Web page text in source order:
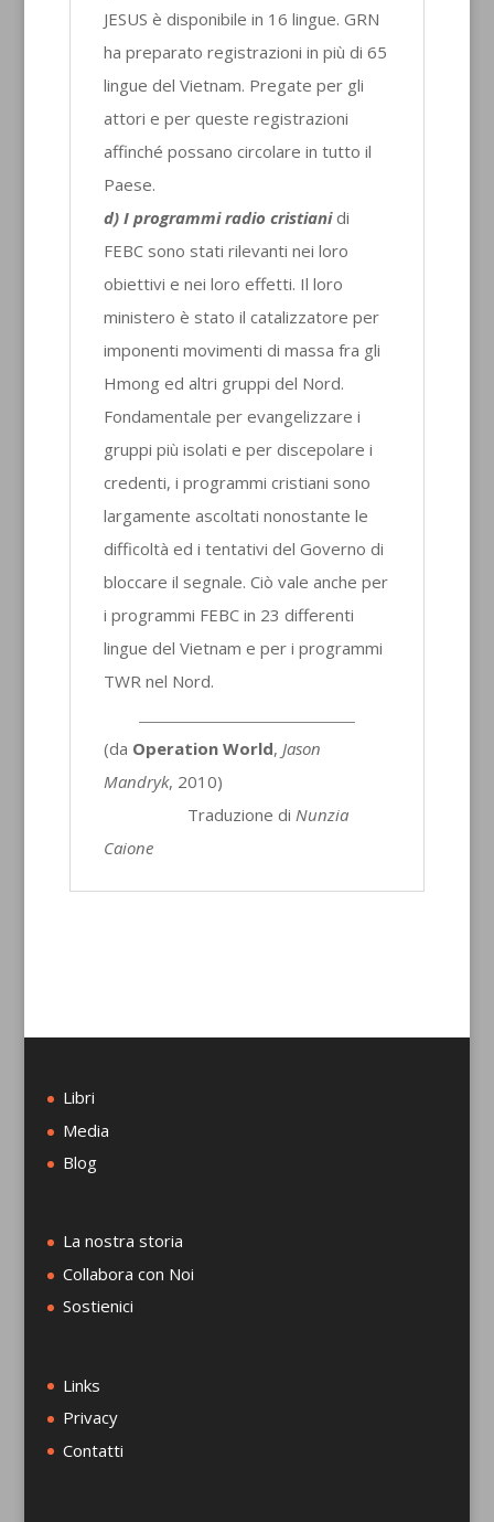
JESUS è disponibile in 16 lingue. GRN
ha preparato registrazioni in più di 65
lingue del Vietnam. Pregate per gli
attori e per queste registrazioni
affinché possano circolare in tutto il
Paese.
d) I programmi radio cristianidi
FEBC sono stati rilevanti nei loro
obiettivi e nei loro effetti. Il loro
ministero è stato il catalizzatore per
imponenti movimenti di massa fra gli
Hmong ed altri gruppi del Nord.
Fondamentale per evangelizzare i
gruppi più isolati e per discepolare i
credenti, i programmi cristiani sono
largamente ascoltati nonostante le
difficoltà ed i tentativi del Governo di
bloccare il segnale. Ciò vale anche per
i programmi FEBC in 23 differenti
lingue del Vietnam e per i programmi
TWR nel Nord.
(da Operation World, Jason
Mandryk, 2010)
Traduzione di Nunzia
Caione
Libri
Media
Blog
La nostra storia
Collabora con Noi
Sostienici
Links
Privacy
Contatti